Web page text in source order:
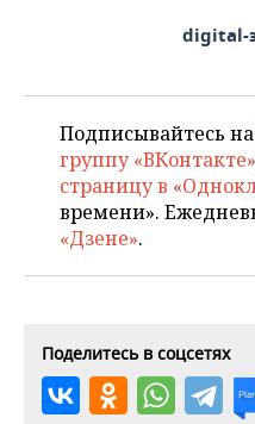
digital-
Подписывайтесь на
группу «ВКонтакте»
страницу в
времени».
«Дзене».
Поделитесь в соцсетях